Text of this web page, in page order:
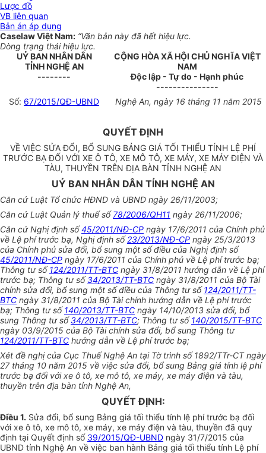
Lược đồ
VB liên quan
Bản án áp dụng
Caselaw Việt Nam: “Văn bản này đã hết hiệu lực.
Dòng trạng thái hiệu lực.
UỶ BAN NHÂN DÂN
TỈNH NGHỆ AN
--------
CỘNG HÒA XÃ HỘI CHỦ NGHĨA VIỆT
NAM
Độc lập - Tự do - Hạnh phúc
---------------
Số: 67/2015/QĐ-UBND Nghệ An, ngày 16 tháng 11 năm 2015
QUYẾT ĐỊNH
VỀ VIỆC SỬA ĐỔI, BỔ SUNG BẢNG GIÁ TỐI THIỂU TÍNH LỆ PHÍ
TRƯỚC BẠ ĐỐI VỚI XE Ô TÔ, XE MÔ TÔ, XE MÁY, XE MÁY ĐIỆN VÀ
TÀU, THUYỀN TRÊN ĐỊA BÀN TỈNH NGHỆ AN
UỶ BAN NHÂN DÂN TỈNH NGHỆ AN
Căn cứ Luật Tổ chức HĐND và UBND ngày 26/11/2003;
Căn cứ Luật Quản lý thuế số78/2006/QH11 ngày 26/11/2006;
Căn cứ Nghị định số45/2011/NĐ-CP ngày 17/6/2011 của Chính phủ
về Lệ phí trước bạ, Nghị định số23/2013/NĐ-CP ngày 25/3/2013
của Chính phủ sửa đổi, bổ sung một số điều của Nghị định số
45/2011/NĐ-CP ngày 17/6/2011 của Chính phủ về Lệ phí trước bạ;
Thông tư số124/2011/TT-BTC ngày 31/8/2011 hướng dẫn về Lệ phí
trước bạ; Thông tư số34/2013/TT-BTC ngày 31/8/2011 của Bộ Tài
chính sửa đổi, bổ sung một số điều của Thông tư số124/2011/TT-
BTC ngày 31/8/2011 của Bộ Tài chính hướng dẫn về Lệ phí trước
bạ; Thông tư số140/2013/TT-BTC ngày 14/10/2013 sửa đổi, bổ
sung Thông tư số34/2013/TT-BTC; Thông tư số140/2015/TT-BTC
ngày 03/9/2015 của Bộ Tài chính sửa đổi, bổ sung Thông tư
124/2011/TT-BTC hướng dẫn về Lệ phí trước bạ;
Xét đề nghị của Cục Thuế Nghệ An tại Tờ trình số 1892/TTr-CT ngày
27 tháng 10 năm 2015 về việc sửa đổi, bổ sung Bảng giá tính lệ phí
trước bạ đối với xe ô tô, xe mô tô, xe máy, xe máy điện và tàu,
thuyền trên địa bàn tỉnh Nghệ An,
QUYẾT ĐỊNH:
Điều 1. Sửa đổi, bổ sung Bảng giá tối thiểu tính lệ phí trước bạ đối
với xe ô tô, xe mô tô, xe máy, xe máy điện và tàu, thuyền đã quy
định tại Quyết định số 39/2015/QĐ-UBND ngày 31/7/2015 của
UBND tỉnh Nghệ An về việc ban hành Bảng giá tối thiểu tính Lệ phí